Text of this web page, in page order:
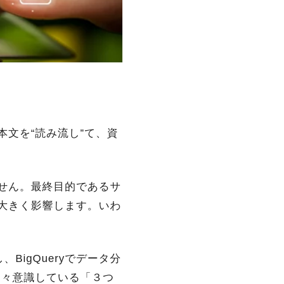
を“読み流し”て、資
ん。最終目的であるサ
きく影響します。いわ
BigQueryでデータ分
意識している「３つ